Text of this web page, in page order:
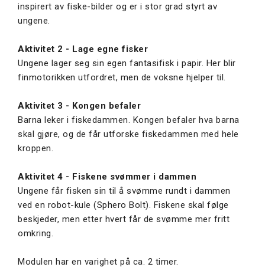
inspirert av fiske-bilder og er i stor grad styrt av
ungene.
Aktivitet 2 - Lage egne fisker
Ungene lager seg sin egen fantasifisk i papir. Her blir
finmotorikken utfordret, men de voksne hjelper til.
Aktivitet 3 - Kongen befaler
Barna leker i fiskedammen. Kongen befaler hva barna
skal gjøre, og de får utforske fiskedammen med hele
kroppen.
Aktivitet 4 - Fiskene svømmer i dammen
Ungene får fisken sin til å svømme rundt i dammen
ved en robot-kule (Sphero Bolt). Fiskene skal følge
beskjeder, men etter hvert får de svømme mer fritt
omkring.
Modulen har en varighet på ca. 2 timer.